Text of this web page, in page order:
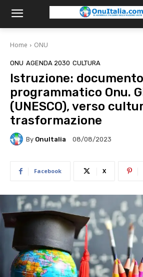
Home ONU
ONU AGENDA 2030 CULTURA
Istruzione: documento
programmatico Onu.
(UNESCO), verso
trasformazione
By OnuItalia 08/08/2023
Facebook X